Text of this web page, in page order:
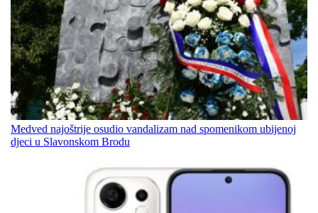
Medved najoštrije osudio vandalizam nad spomenikom ubijenoj
djeci u Slavonskom Brodu